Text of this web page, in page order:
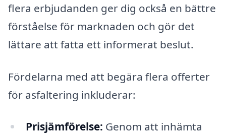
flera erbjudanden ger dig också en bättre
förståelse för marknaden och gör det
lättare att fatta ett informerat beslut.
Fördelarna med att begära flera offerter
för asfaltering inkluderar:
Prisjämförelse: Genom att inhämta